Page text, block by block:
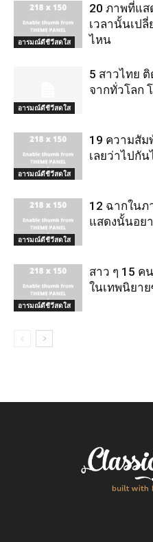
อารมณ์ดีชีวีสดใส
20 ภาพที่แส
เวลานั้นเป
ไหน
อารมณ์ดีชีวีสดใส
5 สาวไทย
จากทั่วโลก
อารมณ์ดีชีวีสดใส
19 ความสั
เลยว่าไปกัน
อารมณ์ดีชีวีสดใส
12 ฉากในภ
แสดงนั้นอย
อารมณ์ดีชีวีสดใส
สาว ๆ 15 ค
ในเทพนิยา